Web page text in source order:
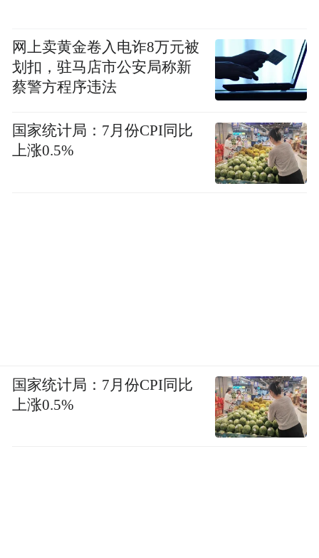
网上卖黄金卷入电诈8万元被
划扣，驻马店市公安局称新
蔡警方程序违法
国家统计局：7月份CPI同比
上涨0.5%
国家统计局：7月份CPI同比
上涨0.5%